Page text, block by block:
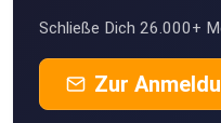
Schließe Dich 26.000+
Zur